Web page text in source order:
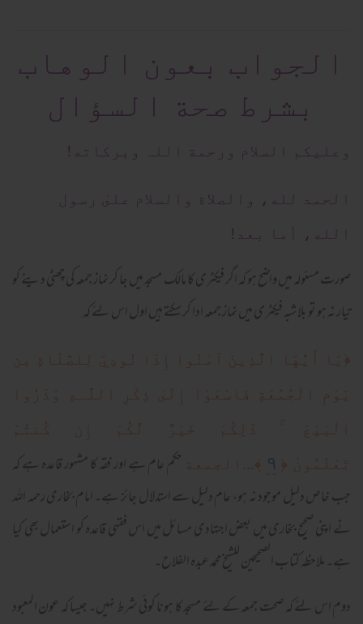
الجواب بعون الوهاب
بشرط صحة السؤال
وعلیکم السلام ورحمة اللہ وبرکاته!
الحمد لله، والصلاة والسلام علىٰ رسول
الله، أما بعد!
صورت مسئولہ میں واضح ہو کہ اگر فیکٹری کا مالک مسجد میں جا کر نماز جمعہ کی چھٹی دینے کو
تیار نہ ہو تو بلا شبہ فیکٹری میں نماز جمعہ ادا کر سکتے ہیں اول اس لئے کہ
﴿يَا أَيُّهَا الَّذِينَ آمَنُوا إِذَا نُودِيَ لِلصَّلَاةِ مِن
يَوْمِ الْجُمُعَةِ فَاسْعَوْا إِلَىٰ ذِكْرِ اللَّـهِ وَذَرُوا
الْبَيْعَ ۚ ذَٰلِكُمْ خَيْرٌ لَّكُمْ إِن كُنتُمْ
تَعْلَمُونَ ﴿ ٩ ﴾...الجمعة حکم عام ہے اور فقہ کا مشہور قاعدہ ہے کہ
جب خاص دلیل موجود نہ ہو، عام دلیل سے استدلال جائز ہے۔ امام بخاری رحمہ اللہ
نے اپنی صحیح بخاری میں بعض اجتہادی مسائل میں اس فقہی قاعدہ کو استعمال بھی کیا
ہے۔ ملاحظہ کتاب الصحیحین للشیخ محمد عبدہ الفلاح۔
دوم اس لئے کہ صحت جمعہ کے لئے مسجد کا ہونا کوئی شرط نہیں۔ جیسا کہ عون المعبود